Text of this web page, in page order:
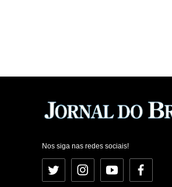
Nos siga nas redes sociais!
Twitter InstagramYouTubeFacebook